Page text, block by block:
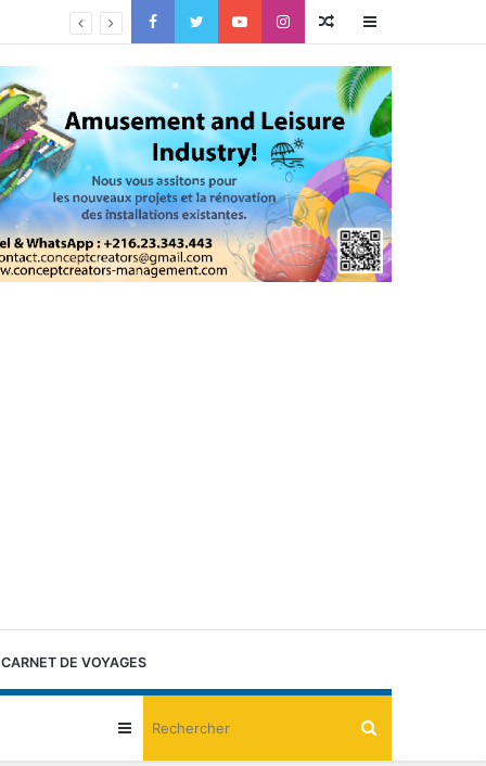
Sidebar
(barre
latérale)
Article
Aléatoire
Instagram
YouTube
Twitter
Facebook
CARNET DE VOYAGES
Sidebar